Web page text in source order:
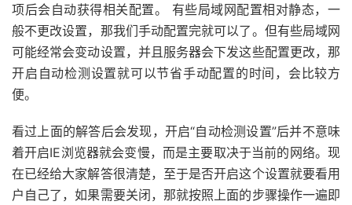
项后会自动获得相关配置。 有些局域网配置相对静态，一
般不更改设置，那我们手动配置完就可以了。但有些局域网
可能经常会变动设置，并且服务器会下发这些配置更改，那
开启自动检测设置就可以节省手动配置的时间，会比较方
便。
看过上面的解答后会发现，开启“自动检测设置”后并不意味
着开启IE浏览器就会变慢，而是主要取决于当前的网络。现
在已经给大家解答很清楚，至于是否开启这个设置就要看用
户自己了，如果需要关闭，那就按照上面的步骤操作一遍即